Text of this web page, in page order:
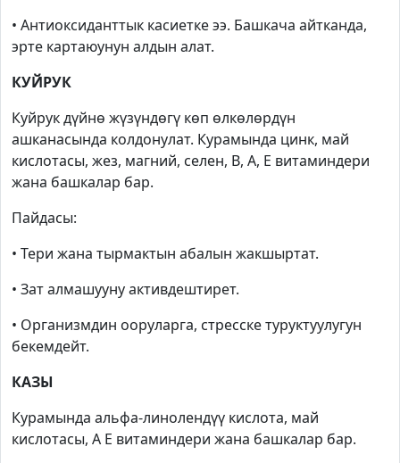
• Антиоксиданттык касиетке ээ. Башкача айтканда,
эрте картаюунун алдын алат.
КУЙРУК
Куйрук дүйнө жүзүндөгү көп өлкөлөрдүн
ашканасында колдонулат. Курамында цинк, май
кислотасы, жез, магний, селен, B, A, E витаминдери
жана башкалар бар.
Пайдасы:
• Тери жана тырмактын абалын жакшыртат.
• Зат алмашууну активдештирет.
• Организмдин ооруларга, стресске туруктуулугун
бекемдейт.
КАЗЫ
Курамында альфа-линолендүү кислота, май
кислотасы, A E витаминдери жана башкалар бар.